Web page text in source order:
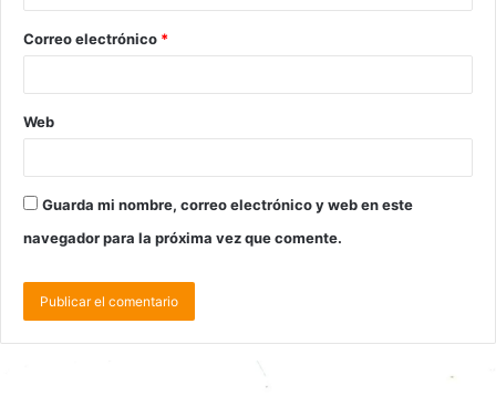
Correo electrónico *
Web
Guarda mi nombre, correo electrónico y web en este
navegador para la próxima vez que comente.